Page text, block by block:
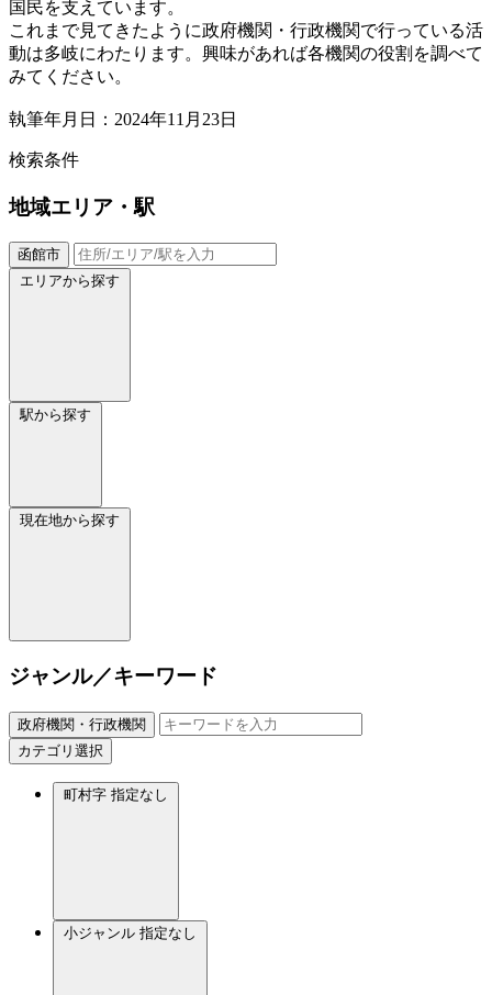
国民を支えています。
これまで見てきたように政府機関・行政機関で行っている活
動は多岐にわたります。興味があれば各機関の役割を調べて
みてください。
執筆年月日：2024年11月23日
検索条件
地域エリア・駅
函館市
エリアから探す
駅から探す
現在地から探す
ジャンル／キーワード
政府機関・行政機関
カテゴリ選択
町村字 指定なし
小ジャンル 指定なし